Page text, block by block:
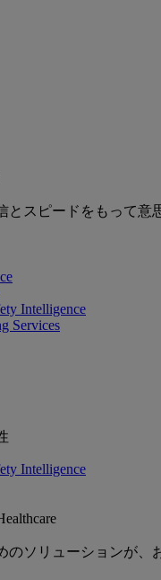
スピードをもって意
Intelligence
Services
Intelligence
ソリューションが、